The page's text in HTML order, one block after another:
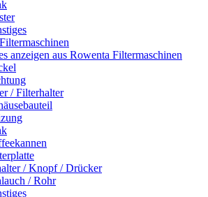
anzeigen aus Rowenta Filtermaschinen
/ Filterhalter
/ Knopf / Drücker
/ Rohr